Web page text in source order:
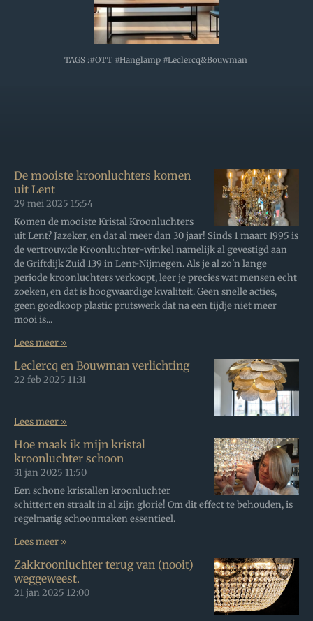
TAGS :#OTT #Hanglamp #Leclercq&Bouwman
De mooiste kroonluchters komen
uit Lent
29 mei 2025 15:54
Komen de mooiste Kristal Kroonluchters
uit Lent? Jazeker, en dat al meer dan 30 jaar! Sinds 1 maart 1995 is
de vertrouwde Kroonluchter-winkel namelijk al gevestigd aan
de Griftdijk Zuid 139 in Lent-Nijmegen. Als je al zo'n lange
periode kroonluchters verkoopt, leer je precies wat mensen echt
zoeken, en dat is hoogwaardige kwaliteit. Geen snelle acties,
geen goedkoop plastic prutswerk dat na een tijdje niet meer
mooi is...
Lees meer »
Leclercq en Bouwman verlichting
22 feb 2025 11:31
Lees meer »
Hoe maak ik mijn kristal
kroonluchter schoon
31 jan 2025 11:50
Een schone kristallen kroonluchter
schittert en straalt in al zijn glorie! Om dit effect te behouden, is
regelmatig schoonmaken essentieel.
Lees meer »
Zakkroonluchter terug van (nooit)
weggeweest.
21 jan 2025 12:00